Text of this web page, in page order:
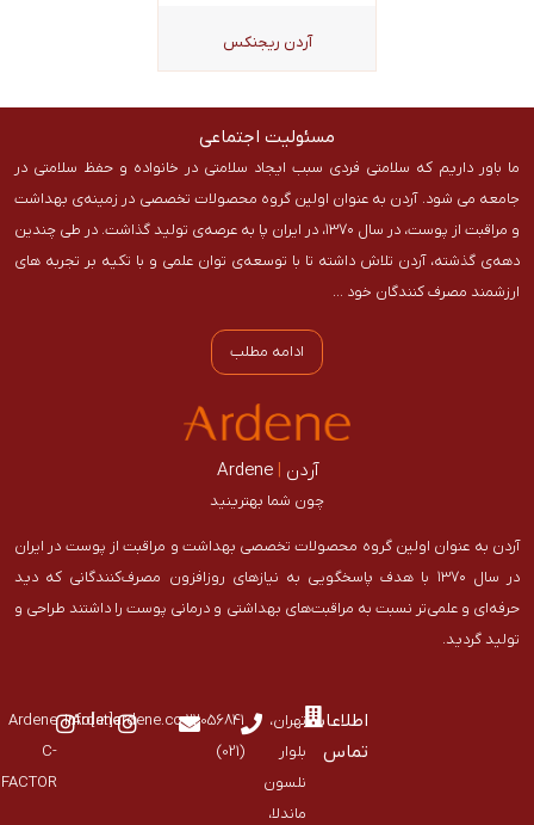
آردن ریجنکس
مسئولیت اجتماعی
ما باور داریم که سلامتی فردی سبب ایجاد سلامتی در خانواده و حفظ سلامتی در
جامعه می شود. آردن به عنوان اولین گروه محصولات تخصصی در زمینه‌ی بهداشت
و مراقبت از پوست، در سال ۱۳۷۰، در ایران پا به عرصه‌ی تولید گذاشت. در طی چندین
دهه‌ی گذشته، آردن تلاش داشته تا با توسعه‌ی توان علمی و با تکیه بر تجربه های
ارزشمند مصرف کنندگان خود …
ادامه مطلب
آردن |
Ardene
چون شما بهترینید
آردن به عنوان اولین گروه محصولات تخصصی بهداشت و مراقبت از پوست در ایران
در سال ۱۳۷۰ با هدف پاسخگویی به نیازهای روز‌افزون مصرف‌کنندگانی که دید
حرفه‌ای و علمی‌تر نسبت به مراقبت‌های بهداشتی و درمانی پوست را داشتند طراحی و
تولید گردید.
اطلاعات
تماس
تهران،
بلوار
نلسون
ماندلا،
22056841
(021)
info[at]ardene.co
Ardene
Ardene
C-
FACTOR